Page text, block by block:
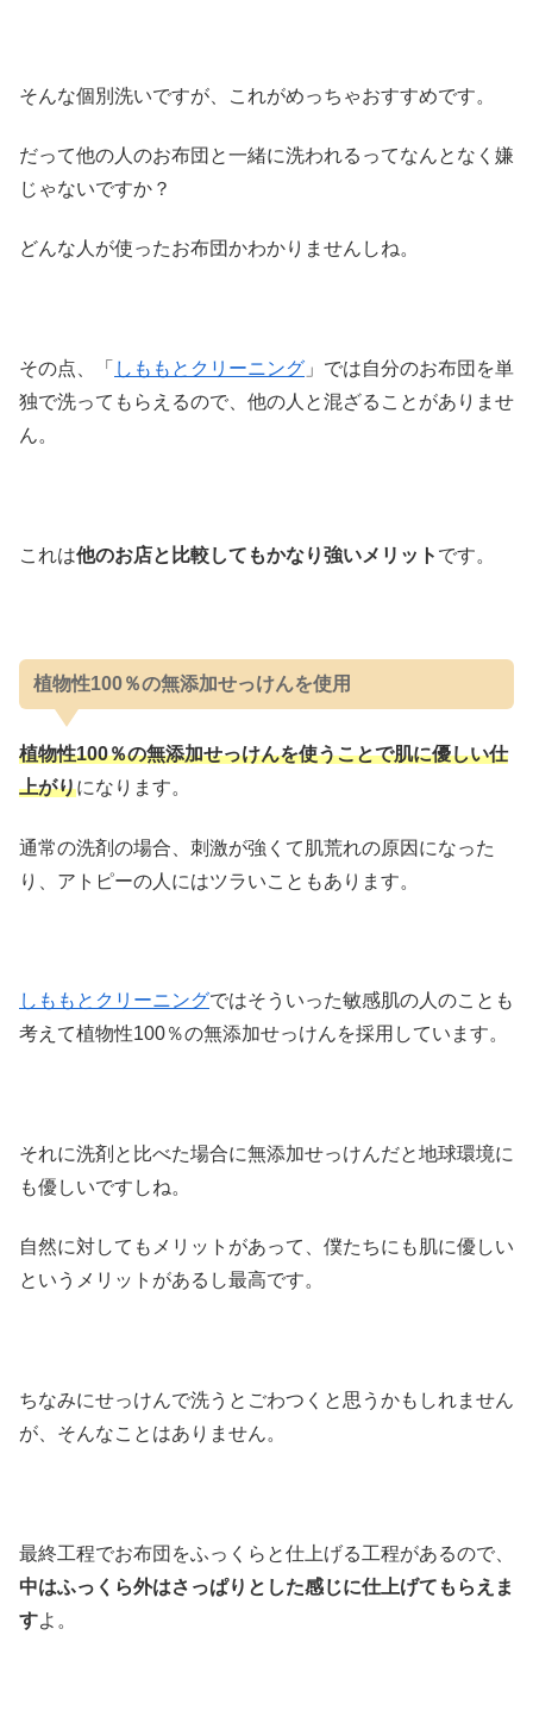
そんな個別洗いですが、これがめっちゃおすすめです。
だって他の人のお布団と一緒に洗われるってなんとなく嫌
じゃないですか？
どんな人が使ったお布団かわかりませんしね。
その点、「 しももとクリーニング 」では自分のお布団を単
独で洗ってもらえるので、他の人と混ざることがありませ
ん。
これは他のお店と比較してもかなり強いメリット です。
植物性100％の無添加せっけんを使用
植物性100％の無添加せっけんを使うことで肌に優しい仕
上がりになります。
通常の洗剤の場合、刺激が強くて肌荒れの原因になった
り、アトピーの人にはツラいこともあります。
しももとクリーニングではそういった敏感肌の人のことも
考えて植物性100％の無添加せっけんを採用しています。
それに洗剤と比べた場合に無添加せっけんだと地球環境に
も優しいですしね。
自然に対してもメリットがあって、僕たちにも肌に優しい
というメリットがあるし最高です。
ちなみにせっけんで洗うとごわつくと思うかもしれません
が、そんなことはありません。
最終工程でお布団をふっくらと仕上げる工程があるので、
中はふっくら外はさっぱりとした感じに仕上げてもらえま
すよ。